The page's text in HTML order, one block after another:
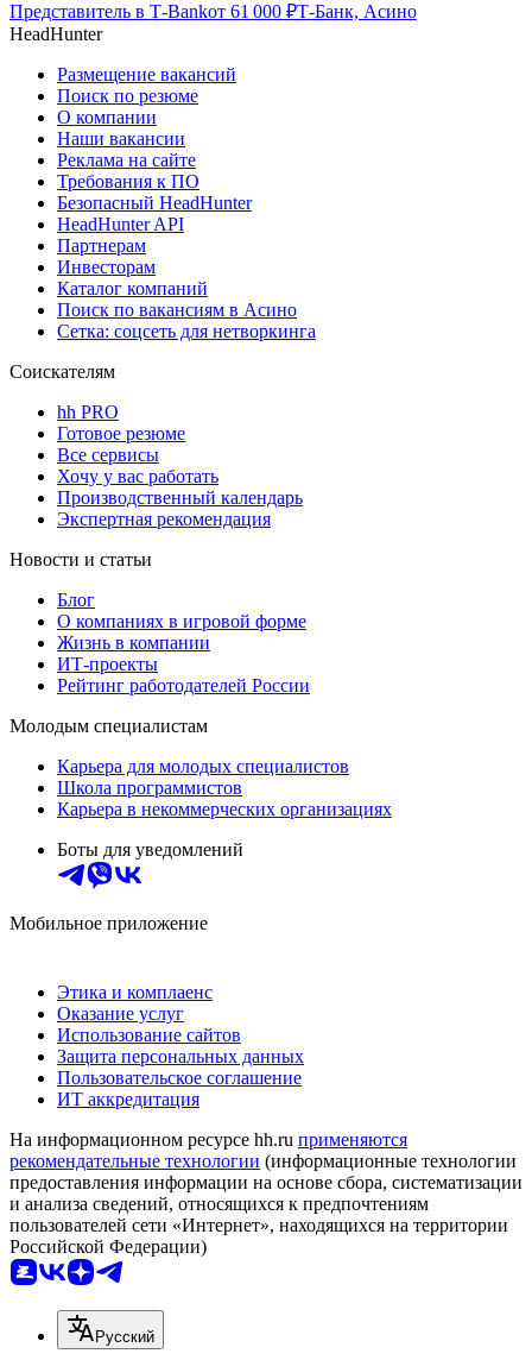
Представитель в Т-Bankот 61 000 ₽Т-Банк, Асино
HeadHunter
Размещение вакансий
Поиск по резюме
О компании
Наши вакансии
Реклама на сайте
Требования к ПО
Безопасный HeadHunter
HeadHunter API
Партнерам
Инвесторам
Каталог компаний
Поиск по вакансиям в Асино
Сетка: соцсеть для нетворкинга
Соискателям
hh PRO
Готовое резюме
Все сервисы
Хочу у вас работать
Производственный календарь
Экспертная рекомендация
Новости и статьи
Блог
О компаниях в игровой форме
Жизнь в компании
ИТ-проекты
Рейтинг работодателей России
Молодым специалистам
Карьера для молодых специалистов
Школа программистов
Карьера в некоммерческих организациях
Боты для уведомлений
Мобильное приложение
Этика и комплаенс
Оказание услуг
Использование сайтов
Защита персональных данных
Пользовательское соглашение
ИТ аккредитация
На информационном ресурсе hh.ru применяются
рекомендательные технологии (информационные технологии
предоставления информации на основе сбора, систематизации
и анализа сведений, относящихся к предпочтениям
пользователей сети «Интернет», находящихся на территории
Российской Федерации)
Русский